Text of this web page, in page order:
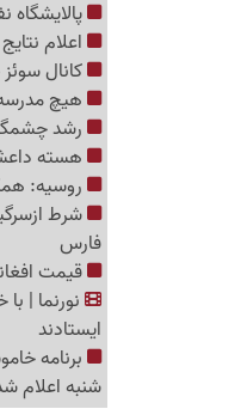
اعلام
کانال
هیچ مدرسه
رشد
هسته
روسیه:
شرط
فارس
قیمت افغانی
نورنما |
ایستادند
شنبه اعلام